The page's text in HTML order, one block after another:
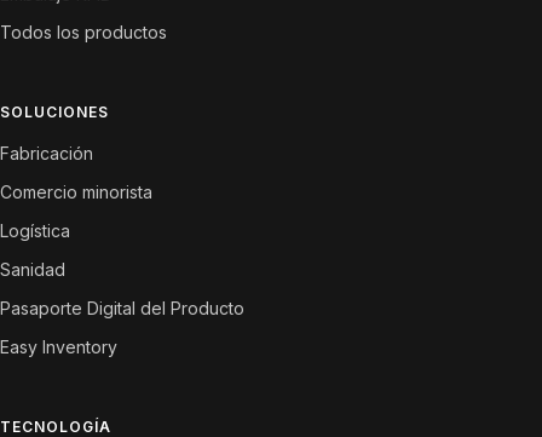
Todos los productos
SOLUCIONES
Fabricación
Comercio minorista
Logística
Sanidad
Pasaporte Digital del Producto
Easy Inventory
TECNOLOGÍA